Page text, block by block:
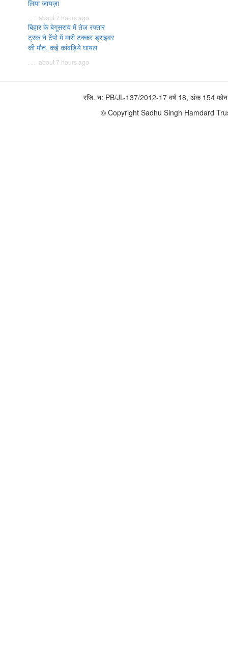
लिया जायज़ा
. . . about 7 hours ago
बिहार के बेगूसराय में तेज रफ्तार
ट्रक ने टेंपो में मारी टक्कर ड्राइवर
की मौत, कई कांवड़िये घायल
. . . about 7 hours ago
रजि. न: PB/JL-137/2012-17 वर्ष 18, अंक 154
© Copyright Sadhu Singh Hamdard